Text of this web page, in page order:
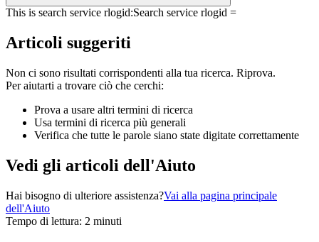
This is search service rlogid:Search service rlogid =
Articoli suggeriti
Non ci sono risultati corrispondenti alla tua ricerca. Riprova.
Per aiutarti a trovare ciò che cerchi:
Prova a usare altri termini di ricerca
Usa termini di ricerca più generali
Verifica che tutte le parole siano state digitate correttamente
Vedi gli articoli dell'Aiuto
Hai bisogno di ulteriore assistenza?Vai alla pagina principale
dell'Aiuto
Tempo di lettura: 2 minuti